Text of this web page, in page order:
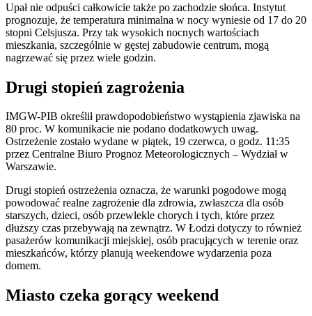
Upał nie odpuści całkowicie także po zachodzie słońca. Instytut
prognozuje, że temperatura minimalna w nocy wyniesie od 17 do 20
stopni Celsjusza. Przy tak wysokich nocnych wartościach
mieszkania, szczególnie w gęstej zabudowie centrum, mogą
nagrzewać się przez wiele godzin.
Drugi stopień zagrożenia
IMGW-PIB określił prawdopodobieństwo wystąpienia zjawiska na
80 proc. W komunikacie nie podano dodatkowych uwag.
Ostrzeżenie zostało wydane w piątek, 19 czerwca, o godz. 11:35
przez Centralne Biuro Prognoz Meteorologicznych – Wydział w
Warszawie.
Drugi stopień ostrzeżenia oznacza, że warunki pogodowe mogą
powodować realne zagrożenie dla zdrowia, zwłaszcza dla osób
starszych, dzieci, osób przewlekle chorych i tych, które przez
dłuższy czas przebywają na zewnątrz. W Łodzi dotyczy to również
pasażerów komunikacji miejskiej, osób pracujących w terenie oraz
mieszkańców, którzy planują weekendowe wydarzenia poza
domem.
Miasto czeka gorący weekend